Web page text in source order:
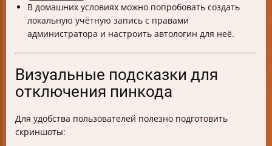
В домашних условиях можно попробовать создать
локальную учётную запись с правами
администратора и настроить автологин для неё.
Визуальные подсказки для
отключения пинкода
Для удобства пользователей полезно подготовить
скриншоты: